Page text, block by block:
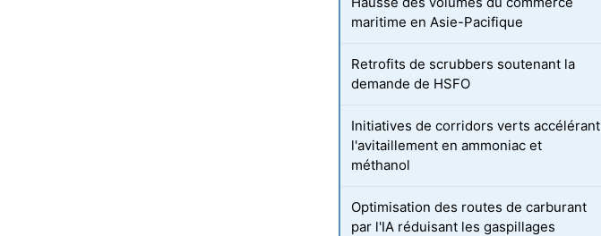
maritime en Asie-Pacifique
Retrofits de scrubbers soutenant la
demande de HSFO
Initiatives de corridors verts accélérant
l'avitaillement en ammoniac et
méthanol
Optimisation des routes de carburant
par l'IA réduisant les gaspillages